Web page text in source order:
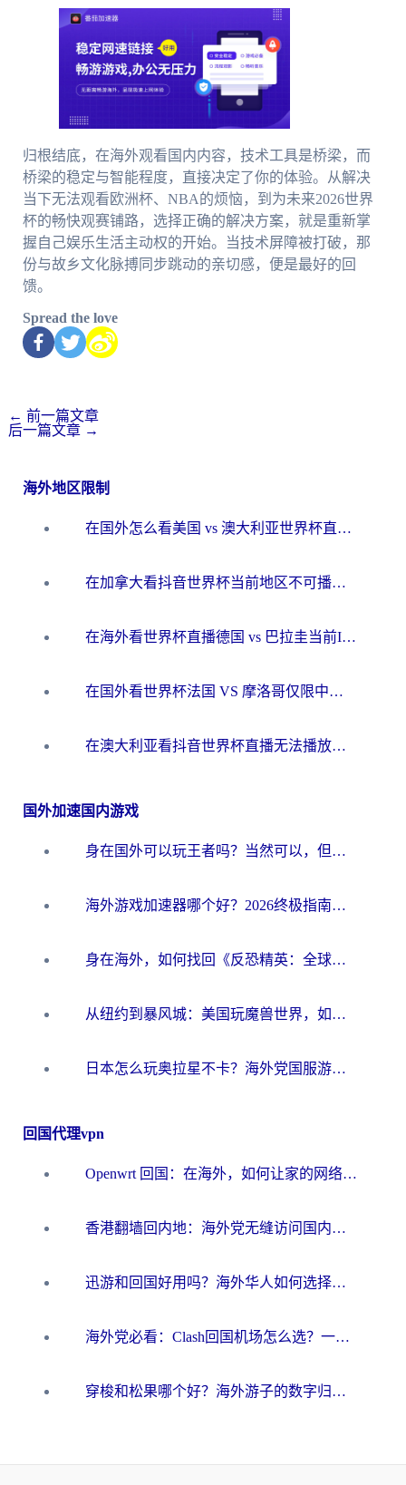
归根结底，在海外观看国内内容，技术工具是桥梁，而
桥梁的稳定与智能程度，直接决定了你的体验。从解决
当下无法观看欧洲杯、NBA的烦恼，到为未来2026世界
杯的畅快观赛铺路，选择正确的解决方案，就是重新掌
握自己娱乐生活主动权的开始。当技术屏障被打破，那
份与故乡文化脉搏同步跳动的亲切感，便是最好的回
馈。
Spread the love
← 前一篇文章
后一篇文章 →
海外地区限制
在国外怎么看美国 vs 澳大利亚世界杯直播？海外党必藏的中文解说观赛指南
在加拿大看抖音世界杯当前地区不可播放？海外党体育观赛终极指南
在海外看世界杯直播德国 vs 巴拉圭当前IP受限制？这篇指南帮你轻松解决地区限制
在国外看世界杯法国 VS 摩洛哥仅限中国大陆？别让地域限制拦下你的欢呼
在澳大利亚看抖音世界杯直播无法播放？海外党体育观赛终极指南来了！
国外加速国内游戏
身在国外可以玩王者吗？当然可以，但你需要这份“加速”指南
海外游戏加速器哪个好？2026终极指南帮你畅玩国服+解决卡顿难题
身在海外，如何找回《反恐精英：全球攻势》国服的丝滑手感？一份给你的终极指南
从纽约到暴风城：美国玩魔兽世界，如何找到你的最佳网络航线
日本怎么玩奥拉星不卡？海外党国服游戏加速器选择全攻略
回国代理vpn
Openwrt 回国：在海外，如何让家的网络触手可及
香港翻墙回内地：海外党无缝访问国内资源的加速器选择全攻略
迅游和回国好用吗？海外华人如何选择靠谱的回国加速器
海外党必看：Clash回国机场怎么选？一篇搞定无缝访问国内资源的全攻略
穿梭和松果哪个好？海外游子的数字归乡路，到底该怎么选